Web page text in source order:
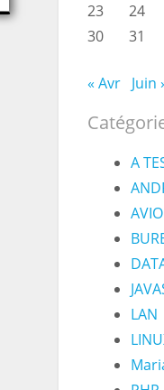
23
24
30
31
« Avr Juin
A
LAN